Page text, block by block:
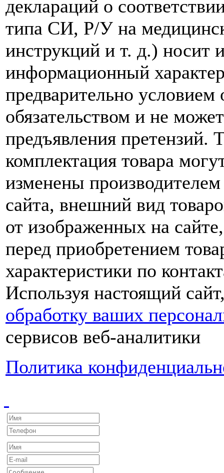
деклараций о
типа СИ, Р/У на
инструкций и т. д.) носит
информационный
предварительно условием
обязательством и не
предъявления претензий.
комплектация товара
изменены производителем
сайта, внешний вид
от изображенных на
перед приобретением
характеристики по
Используя настоящий
обработку ваших
сервисов веб-аналитики
Политика